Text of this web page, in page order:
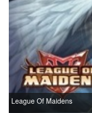
League Of Maidens